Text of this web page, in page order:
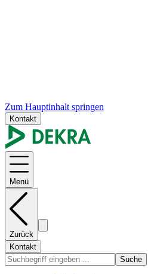
Zum Hauptinhalt springen
Kontakt
Menü
Zurück
Kontakt
Suche